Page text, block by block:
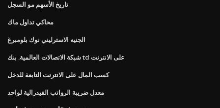
تاريخ الأسهم مو السجل
محاكي تداول ماك
الجنيه الاسترليني نوك بلومبرغ
شبكة الاتصالات العالمية. بنك td على الانترنت
كسب المال على الانترنت التابعة للدخل
معدل ضريبة الرواتب الفيدرالية لواحد